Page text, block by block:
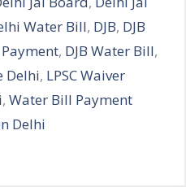
Water Bill, DJB, DJB
, DJB Water Bill,
Delhi, LPSC Waiver
, Water Bill Payment
Delhi